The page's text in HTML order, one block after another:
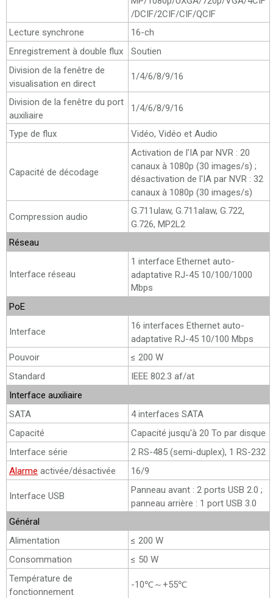
/DCIF/2CIF/CIF/QCIF
Lecture synchrone
16-ch
Enregistrement à double flux
Soutien
Division de la fenêtre de
visualisation en direct
1/4/6/8/9/16
Division de la fenêtre du port
auxiliaire
1/4/6/8/9/16
Type de flux Vidéo, Vidéo et Audio
Capacité de décodage
Activation de l'IA par NVR : 20
canaux à 1080p (30 images/s) ;
désactivation de l'IA par NVR : 32
canaux à 1080p (30 images/s)
Compression audio
G.711ulaw, G.711alaw, G.722,
G.726, MP2L2
Réseau
Interface réseau
1 interface Ethernet auto-
adaptative RJ-45 10/100/1000
Mbps
PoE
Interface
16 interfaces Ethernet auto-
adaptative RJ-45 10/100 Mbps
Pouvoir
≤ 200 W
Standard
IEEE 802.3 af/at
Interface auxiliaire
SATA
4 interfaces SATA
Capacité
Capacité jusqu'à 20 To par disque
Interface série
2 RS-485 (semi-duplex), 1 RS-232
Alarme activée/désactivée 16/9
Interface USB
Panneau avant : 2 ports USB 2.0 ;
panneau arrière : 1 port USB 3.0
Général
Alimentation
≤ 200 W
Consommation
≤ 50 W
Température de
fonctionnement
-10℃～+55℃